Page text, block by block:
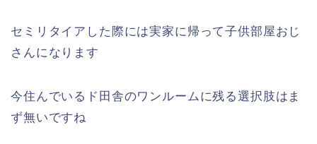
セミリタイアした際には実家に帰って子供部屋おじ
さんになります
今住んでいるド田舎のワンルームに残る選択肢はま
ず無いですね